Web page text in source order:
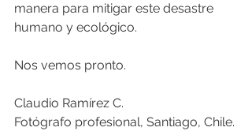
manera para mitigar este desastre
humano y ecológico.
Nos vemos pronto.
Claudio Ramírez C.
Fotógrafo profesional, Santiago, Chile.